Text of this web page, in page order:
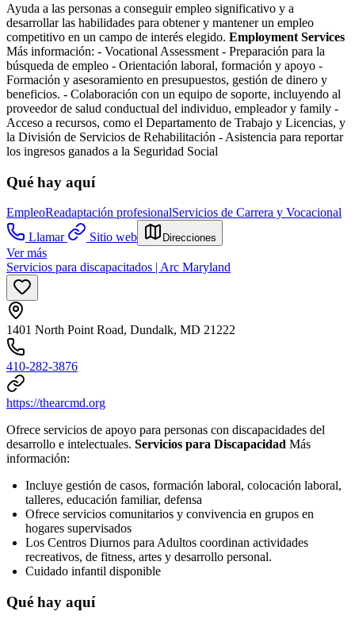
Ayuda a las personas a conseguir empleo significativo y a
desarrollar las habilidades para obtener y mantener un empleo
competitivo en un campo de interés elegido. Employment Services
Más información: - Vocational Assessment - Preparación para la
búsqueda de empleo - Orientación laboral, formación y apoyo -
Formación y asesoramiento en presupuestos, gestión de dinero y
beneficios. - Colaboración con un equipo de soporte, incluyendo al
proveedor de salud conductual del individuo, empleador y family -
Acceso a recursos, como el Departamento de Trabajo y Licencias, y
la División de Servicios de Rehabilitación - Asistencia para reportar
los ingresos ganados a la Seguridad Social
Qué hay aquí
EmpleoReadaptación profesionalServicios de Carrera y Vocacional
Llamar
Sitio web Direcciones
Ver más
Servicios para discapacitados | Arc Maryland
1401 North Point Road, Dundalk, MD 21222
410-282-3876
https://thearcmd.org
Ofrece servicios de apoyo para personas con discapacidades del
desarrollo e intelectuales. Servicios para Discapacidad Más
información:
Incluye gestión de casos, formación laboral, colocación laboral,
talleres, educación familiar, defensa
Ofrece servicios comunitarios y convivencia en grupos en
hogares supervisados
Los Centros Diurnos para Adultos coordinan actividades
recreativos, de fitness, artes y desarrollo personal.
Cuidado infantil disponible
Qué hay aquí